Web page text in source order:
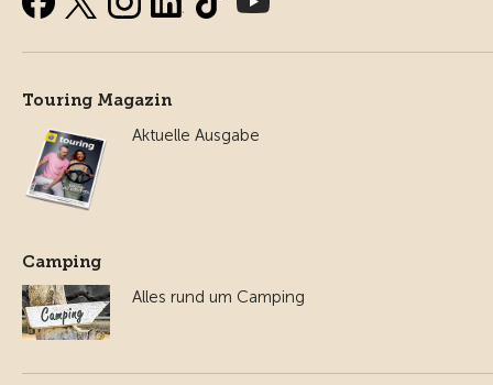
Touring Magazin
Aktuelle Ausgabe
Camping
Alles rund um Camping